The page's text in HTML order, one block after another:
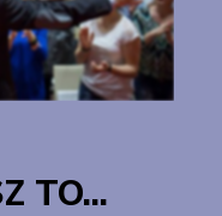
TO...